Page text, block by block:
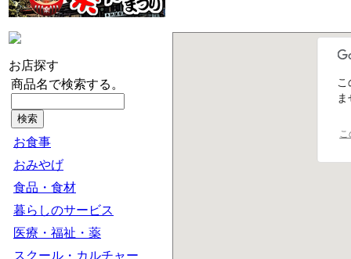
お店探す
商品名で検索する。
お食事
おみやげ
食品・食材
暮らしのサービス
医療・福祉・薬
スクール・カルチャー